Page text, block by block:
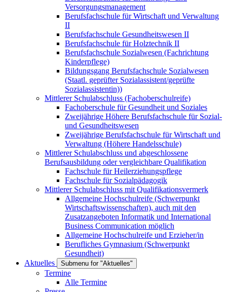
Versorgungsmanagement
Berufsfachschule für Wirtschaft und Verwaltung
II
Berufsfachschule Gesundheitswesen II
Berufsfachschule für Holztechnik II
Berufsfachschule Sozialwesen (Fachrichtung
Kinderpflege)
Bildungsgang Berufsfachschule Sozialwesen
(Staatl. geprüfter Sozialassistent/geprüfte
Sozialassistentin))
Mittlerer Schulabschluss (Fachoberschulreife)
Fachoberschule für Gesundheit und Soziales
Zweijährige Höhere Berufsfachschule für Sozial-
und Gesundheitswesen
Zweijährige Berufsfachschule für Wirtschaft und
Verwaltung (Höhere Handelsschule)
Mittlerer Schulabschluss und abgeschlossene
Berufsausbildung oder vergleichbare Qualifikation
Fachschule für Heilerziehungspflege
Fachschule für Sozialpädagogik
Mittlerer Schulabschluss mit Qualifikationsvermerk
Allgemeine Hochschulreife (Schwerpunkt
Wirtschaftswissenschaften), auch mit den
Zusatzangeboten Informatik und International
Business Communication möglich
Allgemeine Hochschulreife und Erzieher/in
Berufliches Gymnasium (Schwerpunkt
Gesundheit)
Aktuelles
Submenu for "Aktuelles"
Termine
Alle Termine